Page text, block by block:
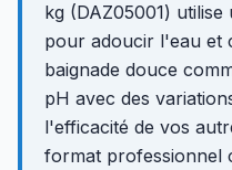
kg (DAZ05001)
pour adoucir l'eau et
baignade douce
pH avec des
l'efficacité de vos
format professionnel